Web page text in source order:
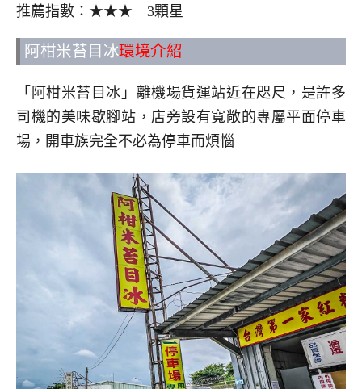
推薦指數：★★★ 3顆星
阿柑米苔目冰環境介紹
「阿柑米苔目冰」離機場貨運站近在咫尺，是許多
司機的美味歇腳站，店旁設有寬敞的專屬平面停車
場，開車族完全不必為停車而煩惱